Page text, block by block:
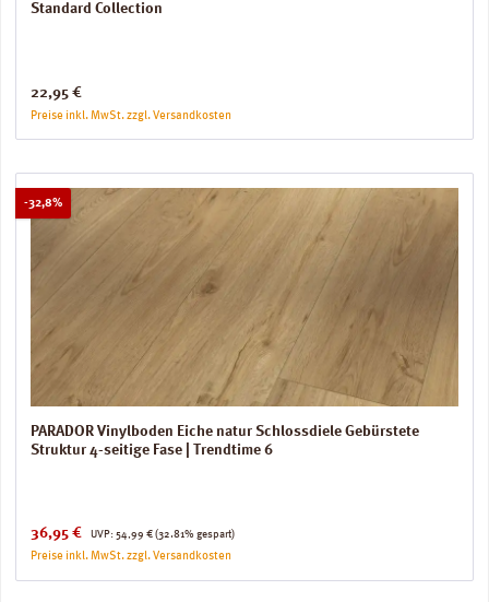
Standard Collection
Regulärer Preis:
22,95 €
Preise inkl. MwSt. zzgl. Versandkosten
-32,8%Rabatt
PARADOR Vinylboden Eiche natur Schlossdiele Gebürstete
Struktur 4-seitige Fase | Trendtime 6
Verkaufspreis:
36,95 € UVP:
Regulärer Preis:
54,99 € (32.81% gespart)
Preise inkl. MwSt. zzgl. Versandkosten